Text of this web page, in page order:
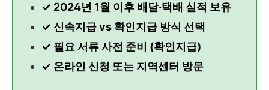
✓ 2024년 1월 이후 배달·택배 실적 보유
✓ 신속지급 vs 확인지급 방식 선택
✓ 필요 서류 사전 준비 (확인지급)
✓ 온라인 신청 또는 지역센터 방문